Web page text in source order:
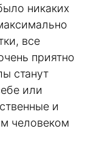
никаких
все
приятно
станут
или
и
человеком